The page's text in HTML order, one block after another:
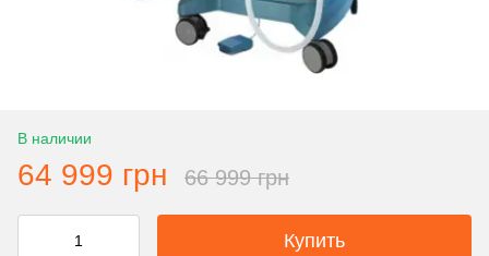
В наличии
64 999 грн 66 999 грн
Купить